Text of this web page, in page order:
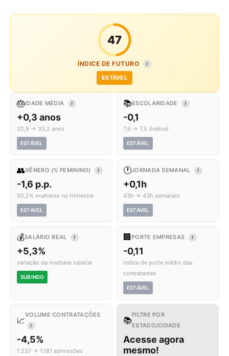
47
ÍNDICE DE FUTURO I
ESTÁVEL
🎂IDADE MÉDIA I
+0,3 anos
32,9 → 33,2 anos
ESTÁVEL
📚ESCOLARIDADE I
-0,1
7,6 → 7,5 (índice)
ESTÁVEL
👥GÊNERO (% FEMININO) I
-1,6 p.p.
90,2% mulheres no trimestre
ESTÁVEL
🕐JORNADA SEMANAL I
+0,1h
43h → 43h semanais
ESTÁVEL
💰SALÁRIO REAL I
+5,3%
variação da mediana salarial
SUBINDO
🏢 PORTE EMPRESAS I
-0,11
índice de porte médio das
contratantes
ESTÁVEL
📈
VOLUME CONTRATAÇÕES
I
-4,5%
1.237 → 1.181 admissões
📚
FILTRE POR
ESTADO/CIDADE
Acesse agora
mesmo!